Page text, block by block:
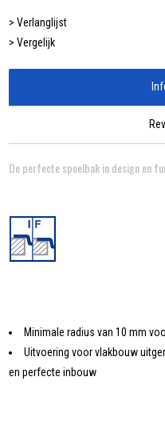
> Verlanglijst
> Vergelijk
De perfecte spoelbak in design en
Minimale radius van 10 mm
Uitvoering voor vlakbouw
en perfecte inbouw